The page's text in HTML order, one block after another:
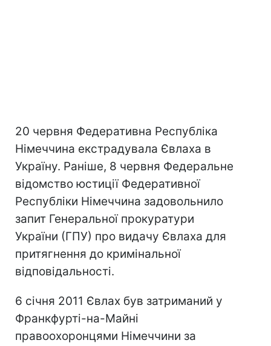
20 червня Федеративна Республіка
Німеччина екстрадувала Євлаха в
Україну. Раніше, 8 червня Федеральне
відомство юстиції Федеративної
Республіки Німеччина задовольнило
запит Генеральної прокуратури
України (ГПУ) про видачу Євлаха для
притягнення до кримінальної
відповідальності.
6 січня 2011 Євлах був затриманий у
Франкфурті-на-Майні
правоохоронцями Німеччини за